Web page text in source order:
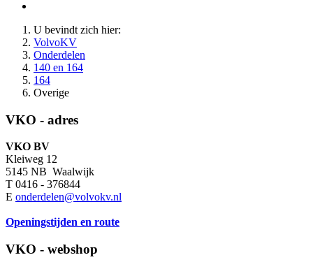
U bevindt zich hier:
VolvoKV
Onderdelen
140 en 164
164
Overige
VKO - adres
VKO BV
Kleiweg 12
5145 NB Waalwijk
T 0416 - 376844
E onderdelen@volvokv.nl
Openingstijden en route
VKO - webshop